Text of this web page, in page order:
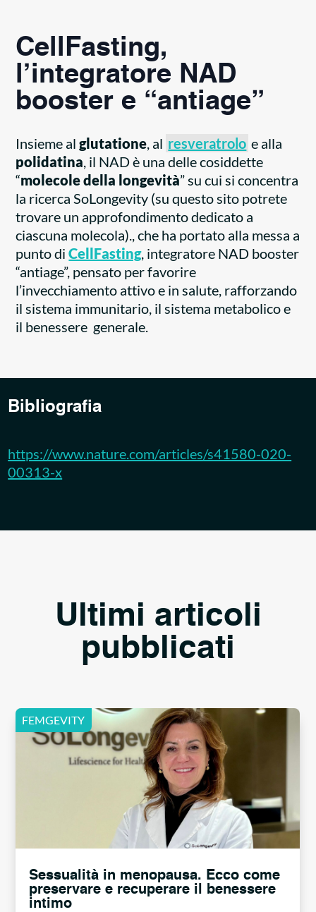
CellFasting,
l’integratore NAD
booster e “antiage”
Insieme alglutatione , al resveratrolo e alla
polidatina , il NAD è una delle cosiddette
“molecole della longevità” su cui si concentra
la ricerca SoLongevity (su questo sito potrete
trovare un approfondimento dedicato a
ciascuna molecola)., che ha portato alla messa a
punto diCellFasting, integratore NAD booster
“antiage”, pensato per favorire
l’invecchiamento attivo e in salute, rafforzando
il sistema immunitario, il sistema metabolico e
il benessere generale.
Bibliografia
https://www.nature.com/articles/s41580-020-
00313-x
Ultimi articoli
pubblicati
Sessualità in menopausa. Ecco come
preservare e recuperare il benessere
intimo